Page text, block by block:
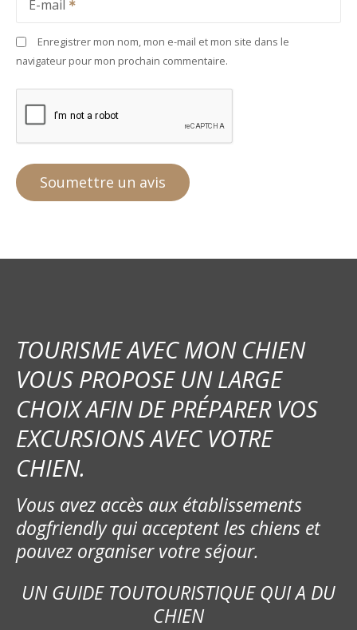
E-mail
Enregistrer mon nom, mon e-mail et mon site dans le
navigateur pour mon prochain commentaire.
TOURISME AVEC MON CHIEN
VOUS PROPOSE UN LARGE
CHOIX AFIN DE PRÉPARER VOS
EXCURSIONS AVEC VOTRE
CHIEN.
Vous avez accès aux établissements
dogfriendly qui acceptent les chiens et
pouvez organiser votre séjour.
UN GUIDE TOUTOURISTIQUE QUI A DU
CHIEN